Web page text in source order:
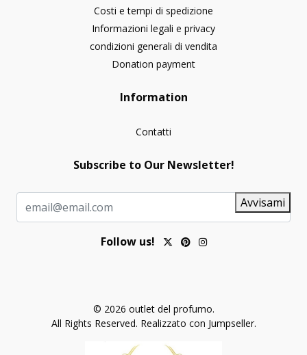
Costi e tempi di spedizione
Informazioni legali e privacy
condizioni generali di vendita
Donation payment
Information
Contatti
Subscribe to Our Newsletter!
Avvisami
Follow us!
© 2026 outlet del profumo.
All Rights Reserved. Realizzato con Jumpseller.